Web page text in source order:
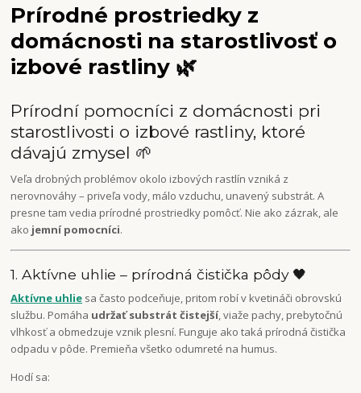
Prírodné prostriedky z
domácnosti na starostlivosť o
izbové rastliny 🌿
Prírodní pomocníci z domácnosti pri
starostlivosti o izbové rastliny, ktoré
dávajú zmysel 🌱
Veľa drobných problémov okolo izbových rastlín vzniká z
nerovnováhy – priveľa vody, málo vzduchu, unavený substrát. A
presne tam vedia prírodné prostriedky pomôcť. Nie ako zázrak, ale
ako jemní pomocníci.
1. Aktívne uhlie – prírodná čistička pôdy 🖤
Aktívne uhlie sa často podceňuje, pritom robí v kvetináči obrovskú
službu. Pomáha udržať substrát čistejší, viaže pachy, prebytočnú
vlhkosť a obmedzuje vznik plesní. Funguje ako taká prírodná čistička
odpadu v pôde. Premieňa všetko odumreté na humus.
Hodí sa: